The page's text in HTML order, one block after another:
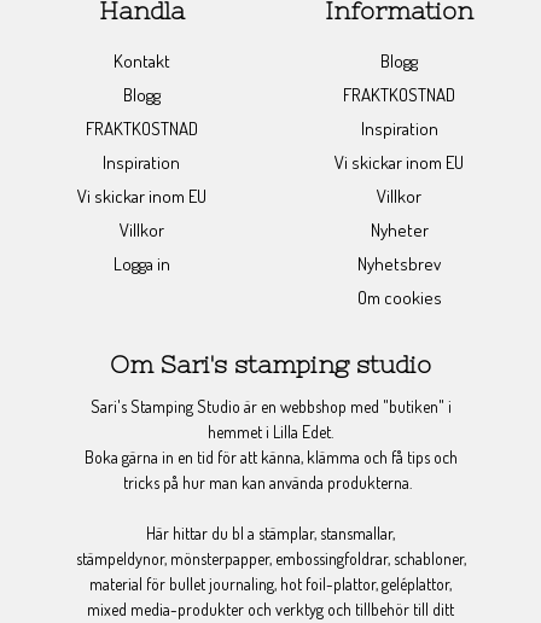
Handla
Kontakt
Blogg
FRAKTKOSTNAD
Inspiration
Vi skickar inom EU
Villkor
Logga in
Information
Blogg
FRAKTKOSTNAD
Inspiration
Vi skickar inom EU
Villkor
Nyheter
Nyhetsbrev
Om cookies
Om Sari's stamping studio
Sari's Stamping Studio är en webbshop med "butiken" i
hemmet i Lilla Edet.
Boka gärna in en tid för att känna, klämma och få tips och
tricks på hur man kan använda produkterna.
Här hittar du bl a stämplar, stansmallar,
stämpeldynor, mönsterpapper, embossingfoldrar, schabloner,
material för bullet journaling, hot foil-plattor, geléplattor,
mixed media-produkter och verktyg och tillbehör till ditt